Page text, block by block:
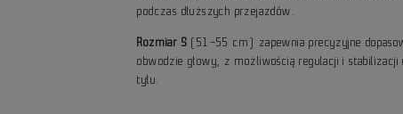
podczas dłuższych przejazdów.
Rozmiar S (51–55 cm) zapewnia precyzyjne
obwodzie głowy, z możliwością regulacji i
tyłu.